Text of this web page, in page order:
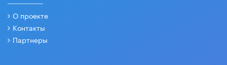
О проекте
Контакты
Партнеры